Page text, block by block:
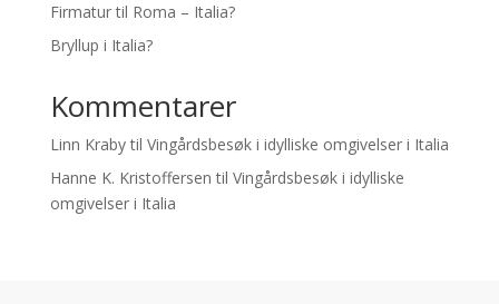
Firmatur til Roma – Italia?
Bryllup i Italia?
Kommentarer
Linn Krabytil Vingårdsbesøk i idylliske omgivelser i Italia
Hanne K. Kristoffersen til Vingårdsbesøk i idylliske
omgivelser i Italia